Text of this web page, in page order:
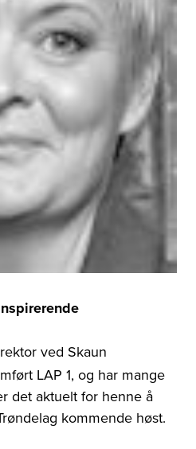
ved Skaun
LAP 1, og har mange
det aktuelt for henne å
kommende høst.